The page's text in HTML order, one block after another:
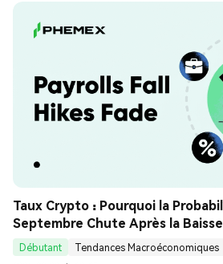
Taux Crypto : Pourquoi la
Septembre Chute Après la
Juillet ? Guide Analyse
Débutant
Tendances Macroéconomiques